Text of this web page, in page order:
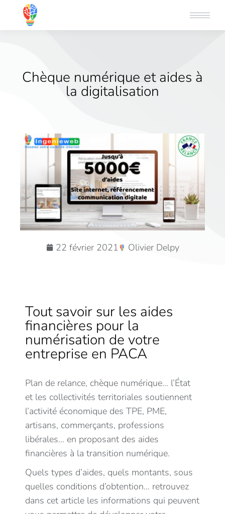
Chèque numérique et aides à
la digitalisation
22 février 2021 Olivier Delpy
Tout savoir sur les aides
financières pour la
numérisation de votre
entreprise en PACA
Plan de relance, chèque numérique… l’État
et les collectivités territoriales soutiennent
l’activité économique des TPE, PME,
artisans, commerçants, professions
libérales… en proposant des aides
financières à la transition numérique.
Quels types d’aides, quels montants, sous
quelles conditions d’obtention… retrouvez
dans cet article les informations qui peuvent